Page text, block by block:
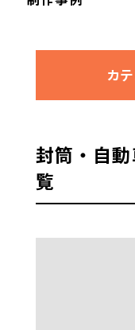
カ
封筒・自
覧